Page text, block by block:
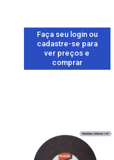
Faça seu login ou
cadastre-se para
ver preços e
comprar